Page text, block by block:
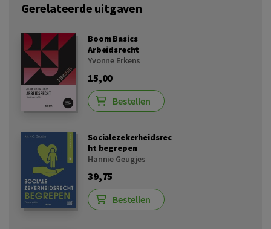
Gerelateerde uitgaven
Boom Basics
Arbeidsrecht
Yvonne Erkens
15,00
Bestellen
Socialezekerheidsrec
ht begrepen
Hannie Geugjes
39,75
Bestellen